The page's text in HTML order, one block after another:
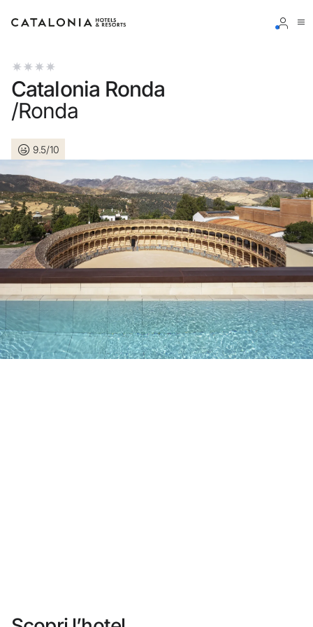
Accedi al tuo account
LOGIN
Hai dimenticato la password?
o usa una di queste opzioni
Entra con Google
Accedere solo con l’email
Non ti sei ancora registrato ?
Creare un account
Catalonia Ronda
/Ronda
9.5/10